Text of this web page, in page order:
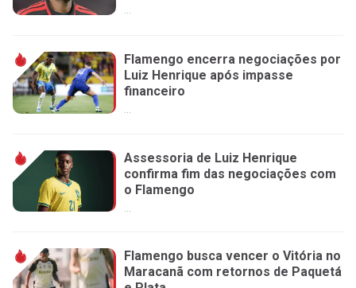
...
Flamengo encerra negociações por
Luiz Henrique após impasse
financeiro
...
Assessoria de Luiz Henrique
confirma fim das negociações com
o Flamengo
Flamengo busca vencer o Vitória no
Maracanã com retornos de Paquetá